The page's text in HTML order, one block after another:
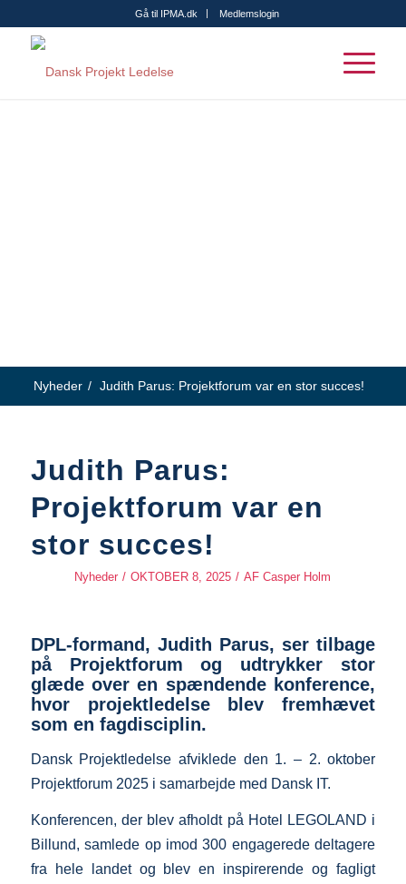
Gå til IPMA.dk Medlemslogin
Nyheder / Judith Parus: Projektforum var en stor succes!
Judith Parus:
Projektforum var en
stor succes!
Nyheder / OKTOBER 8, 2025 / AFCasper Holm
DPL-formand, Judith Parus, ser tilbage
på Projektforum og udtrykker stor
glæde over en spændende konference,
hvor projektledelse blev fremhævet
som en fagdisciplin.
Dansk Projektledelse afviklede den 1. – 2. oktober
Projektforum 2025 i samarbejde med Dansk IT.
Konferencen, der blev afholdt på Hotel LEGOLAND i
Billund, samlede op imod 300 engagerede deltagere
fra hele landet og blev en inspirerende og fagligt